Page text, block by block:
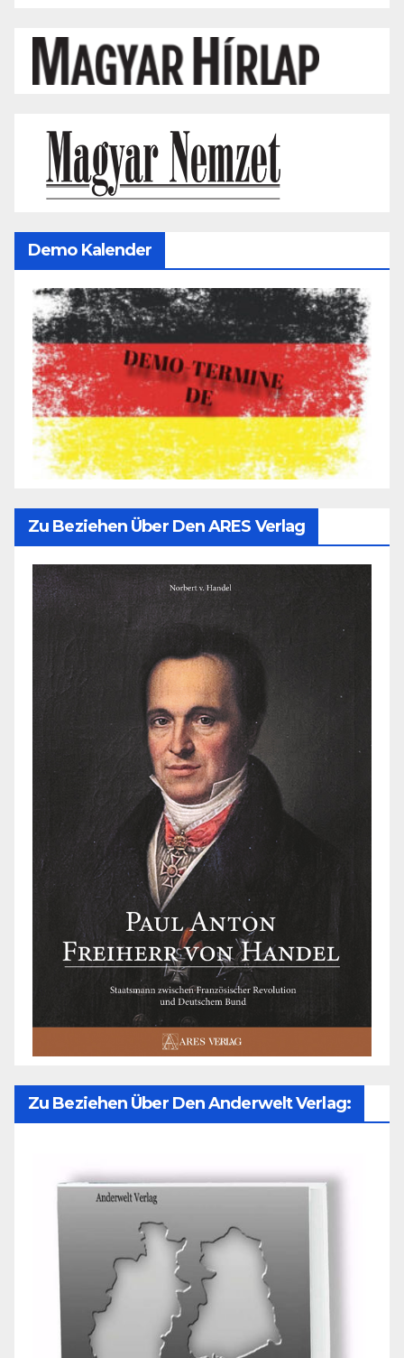
Demo Kalender
Zu Beziehen Über Den ARES Verlag
Zu Beziehen Über Den Anderwelt Verlag: